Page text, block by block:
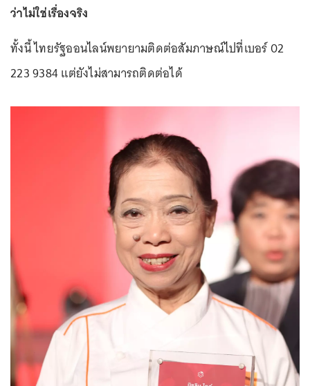
ว่าไม่ใช่เรื่องจริง
ทั้งนี้ ไทยรัฐออนไลน์พยายามติดต่อสัมภาษณ์ไปที่เบอร์ 02
223 9384 แต่ยังไม่สามารถติดต่อได้